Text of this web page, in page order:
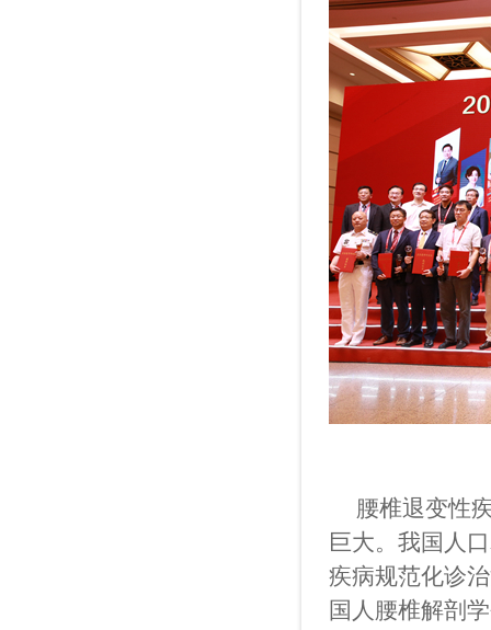
腰椎退变性疾
巨大。我国人
疾病规范化诊
国人腰椎解剖